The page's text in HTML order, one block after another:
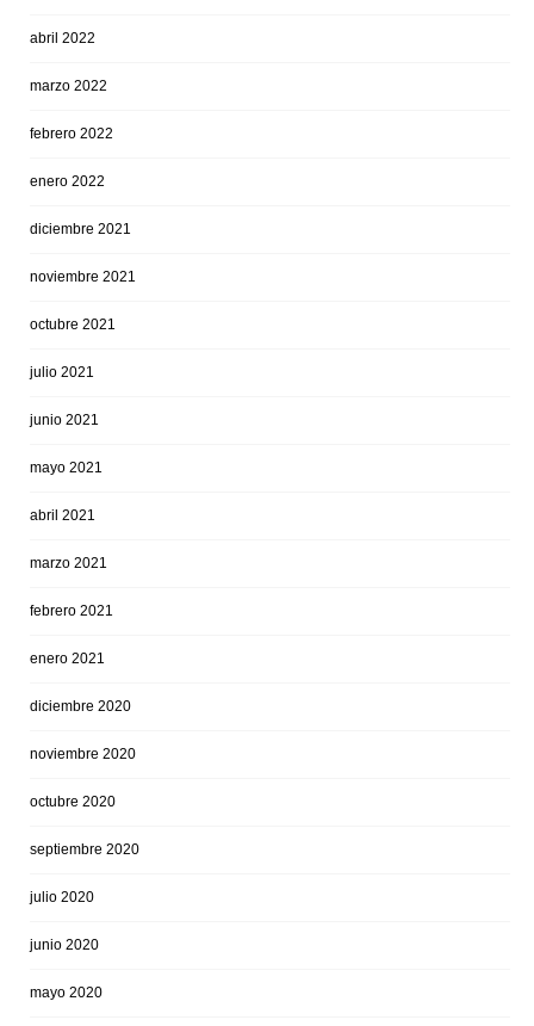
abril 2022
marzo 2022
febrero 2022
enero 2022
diciembre 2021
noviembre 2021
octubre 2021
julio 2021
junio 2021
mayo 2021
abril 2021
marzo 2021
febrero 2021
enero 2021
diciembre 2020
noviembre 2020
octubre 2020
septiembre 2020
julio 2020
junio 2020
mayo 2020